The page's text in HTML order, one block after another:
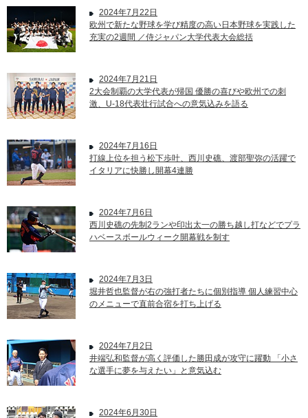
2024年7月22日
欧州で新たな野球を学び精度の高い日本野球を実践した
充実の2週間 ／侍ジャパン大学代表大会総括
2024年7月21日
2大会制覇の大学代表が帰国 優勝の喜びや欧州での刺
激、U-18代表壮行試合への意気込みを語る
2024年7月16日
打線上位を担う松下歩叶、西川史礁、渡部聖弥の活躍で
イタリアに快勝し開幕4連勝
2024年7月6日
西川史礁の先制2ランや印出太一の勝ち越し打などでプラ
ハベースボールウィーク開幕戦を制す
2024年7月3日
堀井哲也監督が右の強打者たちに個別指導 個人練習中心
のメニューで直前合宿を打ち上げる
2024年7月2日
井端弘和監督が高く評価した勝田成が攻守に躍動 「小さ
な選手に夢を与えたい」と意気込む
2024年6月30日